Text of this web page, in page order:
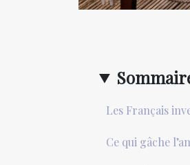
Les Français
Ce qui gâche